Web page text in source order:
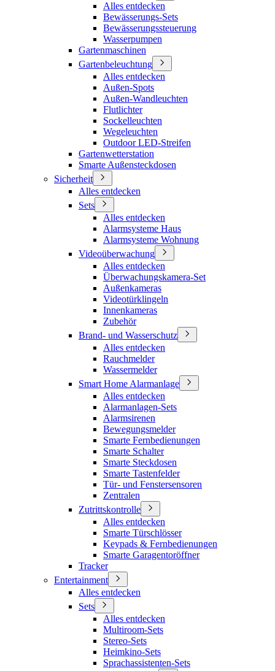
Alles entdecken
Bewässerungs-Sets
Bewässerungssteuerung
Wasserpumpen
Gartenmaschinen
Gartenbeleuchtung
Alles entdecken
Außen-Spots
Außen-Wandleuchten
Flutlichter
Sockelleuchten
Wegeleuchten
Outdoor LED-Streifen
Gartenwetterstation
Smarte Außensteckdosen
Sicherheit
Alles entdecken
Sets
Alles entdecken
Alarmsysteme Haus
Alarmsysteme Wohnung
Videoüberwachung
Alles entdecken
Überwachungskamera-Set
Außenkameras
Videotürklingeln
Innenkameras
Zubehör
Brand- und Wasserschutz
Alles entdecken
Rauchmelder
Wassermelder
Smart Home Alarmanlage
Alles entdecken
Alarmanlagen-Sets
Alarmsirenen
Bewegungsmelder
Smarte Fernbedienungen
Smarte Schalter
Smarte Steckdosen
Smarte Tastenfelder
Tür- und Fenstersensoren
Zentralen
Zutrittskontrolle
Alles entdecken
Smarte Türschlösser
Keypads & Fernbedienungen
Smarte Garagentoröffner
Tracker
Entertainment
Alles entdecken
Sets
Alles entdecken
Multiroom-Sets
Stereo-Sets
Heimkino-Sets
Sprachassistenten-Sets